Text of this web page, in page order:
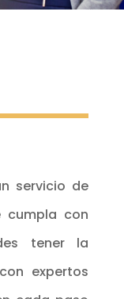
servicio de
cumpla con
tener la
expertos